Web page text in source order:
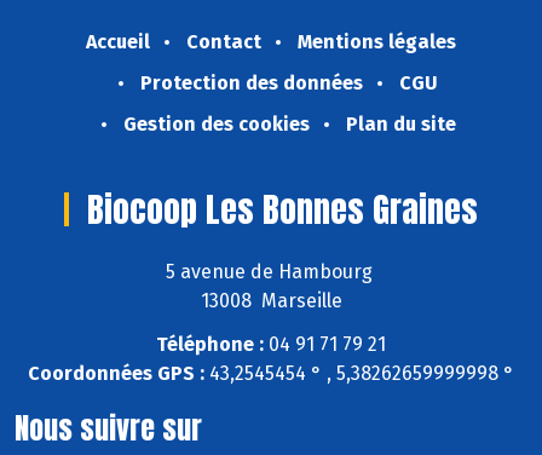
Accueil Contact
Mentions légales
Protection des données
CGU
Gestion des cookies
Plan du site
Biocoop Les Bonnes Graines
5 avenue de Hambourg
13008 Marseille
Téléphone : 04 91 71 79 21
Coordonnées GPS : 43,2545454 ° , 5,38262659999998 °
Nous suivre sur